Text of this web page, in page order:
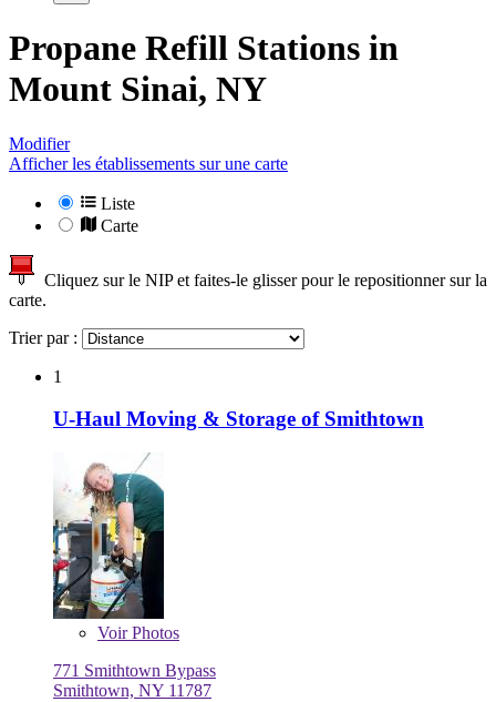
Propane Refill Stations in
Mount Sinai, NY
Modifier
Afficher les établissements sur une carte
Liste
Carte
Cliquez sur le NIP et faites-le glisser pour le repositionner sur la
carte.
Trier par :
1
U-Haul Moving & Storage of Smithtown
VoirPhotos
771 Smithtown Bypass
Smithtown, NY 11787